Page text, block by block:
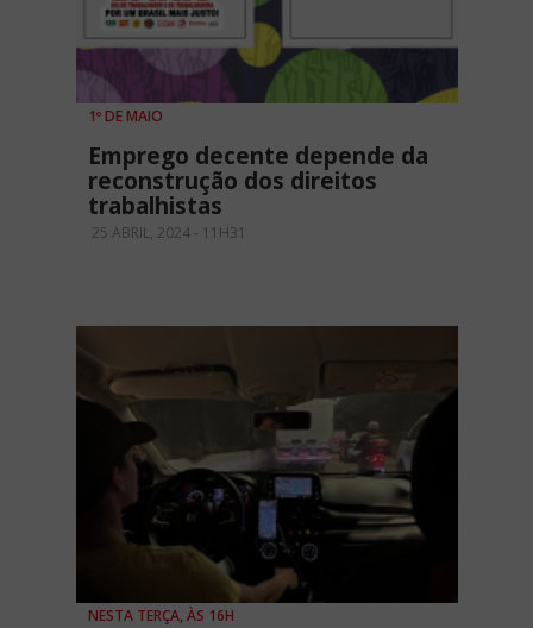
1º DE MAIO
Emprego decente depende da
reconstrução dos direitos
trabalhistas
25 ABRIL, 2024 - 11H31
NESTA TERÇA, ÀS 16H